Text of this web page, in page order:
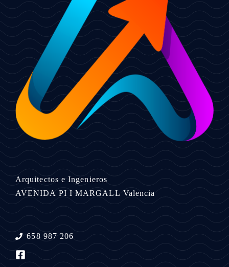
Arquitectos e Ingenieros
AVENIDA PI I MARGALL Valencia
658 987 206